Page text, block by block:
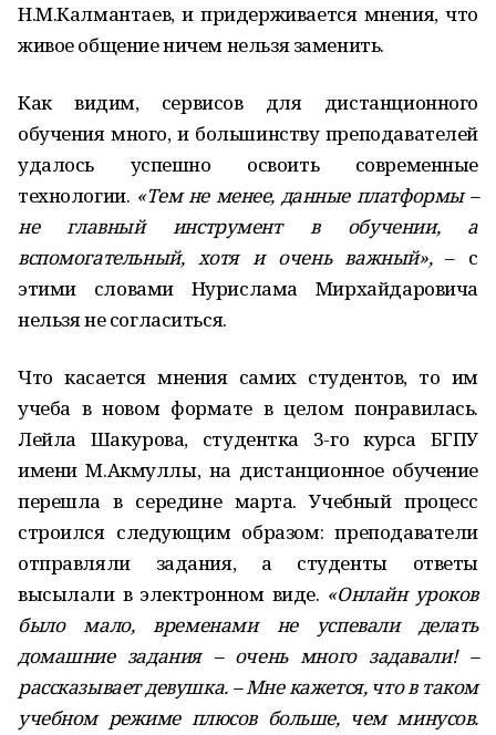
Н.М.Калмантаев, и придерживается мнения, что
живое общение ничем нельзя заменить.
Как видим, сервисов для дистанционного
обучения много, и большинству преподавателей
удалось успешно освоить современные
технологии. «Тем не менее, данные платформы –
не главный инструмент в обучении, а
вспомогательный, хотя и очень важный»,– с
этими словами Нурислама Мирхайдаровича
нельзя не согласиться.
Что касается мнения самих студентов, то им
учеба в новом формате в целом понравилась.
Лейла Шакурова, студентка 3-го курса БГПУ
имени М.Акмуллы, на дистанционное обучение
перешла в середине марта. Учебный процесс
строился следующим образом: преподаватели
отправляли задания, а студенты ответы
высылали в электронном виде. «Онлайн уроков
было мало, временами не успевали делать
домашние задания – очень много задавали! –
рассказывает девушка. – Мне кажется, что в таком
учебном режиме плюсов больше, чем минусов.